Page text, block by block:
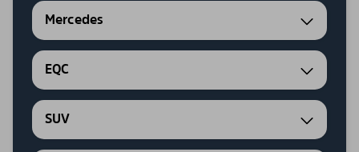
Mercedes
EQC
SUV